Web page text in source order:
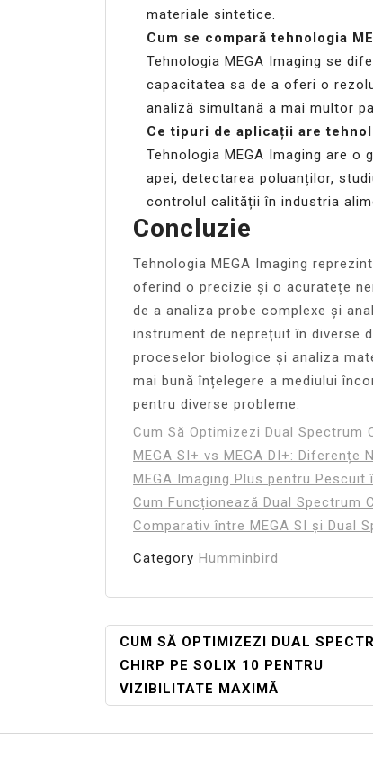
materiale sintetice.
Cum se compară tehnologia
Tehnologia MEGA Imaging se
capacitatea sa de a oferi o
analiză simultană a mai multor
Ce tipuri de aplicații are
Tehnologia MEGA Imaging are
apei, detectarea poluanților,
controlul calității în industria
Concluzie
Tehnologia MEGA Imaging
oferind o precizie și o acuratețe
de a analiza probe complexe și
instrument de neprețuit în diverse
proceselor biologice și analiza
mai bună înțelegere a mediului
pentru diverse probleme.
Cum Să Optimizezi Dual Spectrum
MEGA SI+ vs MEGA DI+: Diferențe
MEGA Imaging Plus pentru
Cum Funcționează Dual Spectrum
Comparativ între MEGA SI și Dual
Category Humminbird
Navigare
În
Articole
CUM SĂ OPTIMIZEZI DUAL
CHIRP PE SOLIX 10 PENTRU
VIZIBILITATE MAXIMĂ